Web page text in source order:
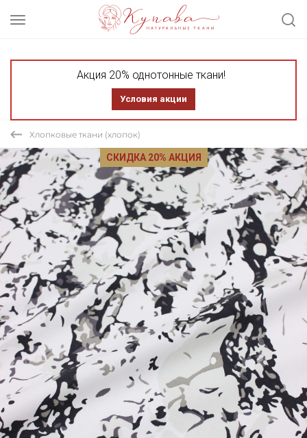
Акция 20% однотонные ткани!
Условия акции
Хлопковые ткани (хлопок)
СКИДКА 20% АКЦИЯ